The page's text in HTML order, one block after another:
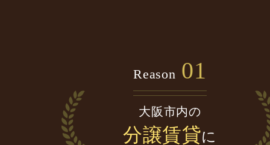
Reason 01
大阪市内の
分譲賃貸に